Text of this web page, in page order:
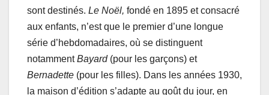
sont destinés. Le Noël, fondé en 1895 et consacré
aux enfants, n’est que le premier d’une longue
série d’hebdomadaires, où se distinguent
notammentBayard (pour les garçons) et
Bernadette (pour les filles). Dans les années 1930,
la maison d’édition s’adapte au goût du jour, en